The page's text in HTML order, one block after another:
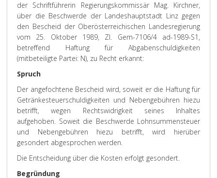
der Schriftführerin Regierungskommissär Mag. Kirchner,
über die Beschwerde der Landeshauptstadt Linz gegen
den Bescheid der Oberösterreichischen Landesregierung
vom 25. Oktober 1989, Zl. Gem-7106/4 ad-1989-S1,
betreffend Haftung für Abgabenschuldigkeiten
(mitbeteiligte Partei: N), zu Recht erkannt:
Spruch
Der angefochtene Bescheid wird, soweit er die Haftung für
Getränkesteuerschuldigkeiten und Nebengebühren hiezu
betrifft, wegen Rechtswidrigkeit seines Inhaltes
aufgehoben. Soweit die Beschwerde Lohnsummensteuer
und Nebengebühren hiezu betrifft, wird hierüber
gesondert abgesprochen werden.
Die Entscheidung über die Kosten erfolgt gesondert.
Begründung